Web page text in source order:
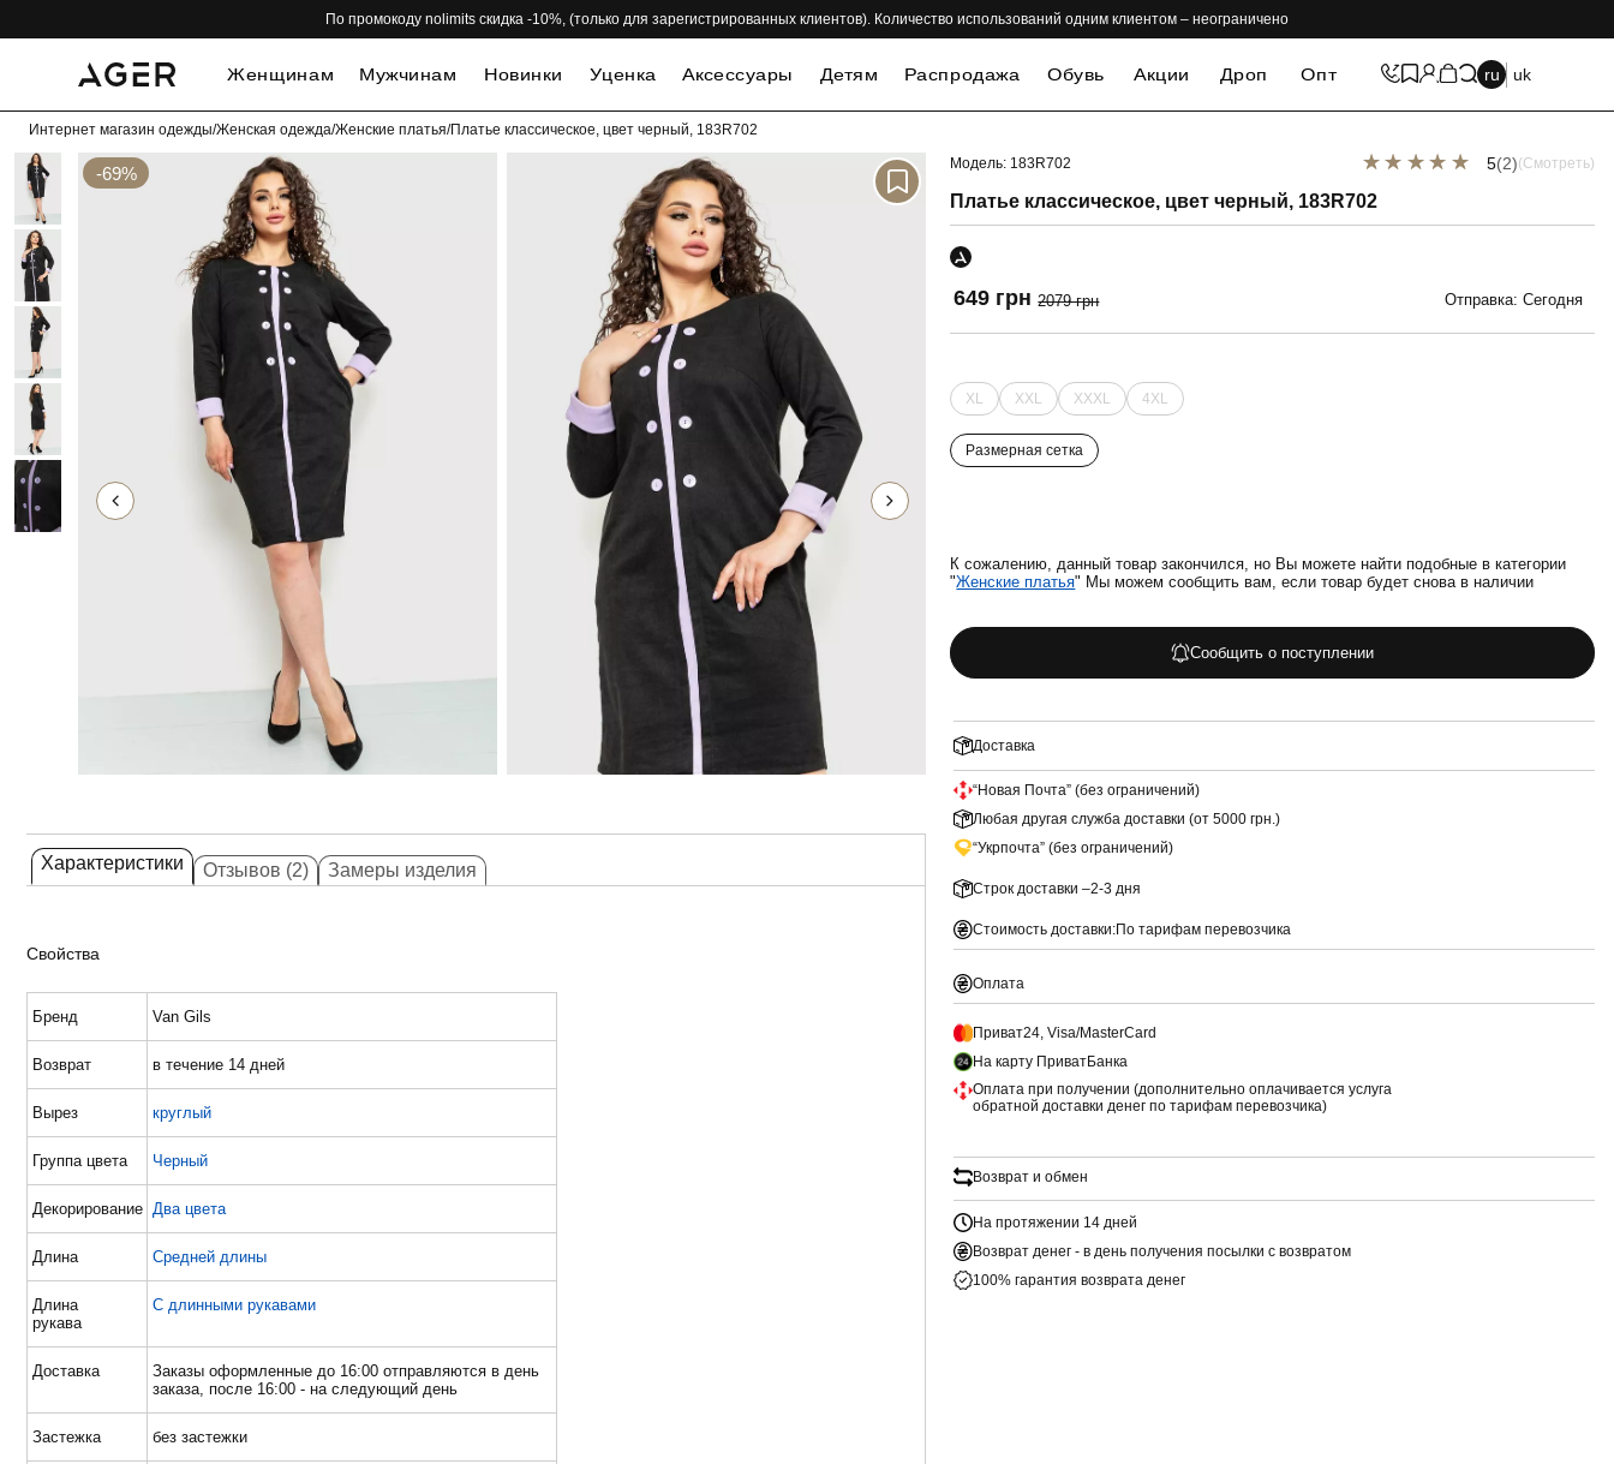
По промокоду nolimits скидка -10%, (только для зарегистрированных клиентов). Количество использований одним клиентом – неограничено
Женщинам Мужчинам Новинки Уценка Аксессуары Детям Распродажа Обувь Акции Дроп Опт ru uk
Интернет магазин одежды/Женская одежда/Женские платья/Платье классическое, цвет черный, 183R702
-69% -69% -69%
Характеристики Отзывов (2) Замеры изделия
Свойства
Бренд Van Gils
Возврат в течение 14 дней
Вырез круглый
Группа цвета Черный
Декорирование Два цвета
Длина Средней длины
Длина
рукава
С длинными рукавами
Доставка
Заказы оформленные до 16:00 отправляются в день
заказа, после 16:00 - на следующий день
Застежка без застежки
Модель: 183R702 5(2)(Смотреть)
Платье классическое, цвет черный, 183R702
649 грн 2079 грн Отправка: Сегодня
XL XXL XXXL 4XL
Размерная сетка
К сожалению, данный товар закончился, но Вы можете найти подобные в категории
"Женские платья" Мы можем сообщить вам, если товар будет снова в наличии
Сообщить о поступлении
Доставка
“Новая Почта” (без ограничений)
Любая другая служба доставки (от 5000 грн.)
“Укрпочта” (без ограничений)
Строк доставки –2-3 дня
Стоимость доставки:По тарифам перевозчика
Оплата
Приват24, Visa/MasterCard
На карту ПриватБанка
Оплата при получении (дополнительно оплачивается услуга
обратной доставки денег по тарифам перевозчика)
Возврат и обмен
На протяжении 14 дней
Возврат денег - в день получения посылки с возвратом
100% гарантия возврата денег